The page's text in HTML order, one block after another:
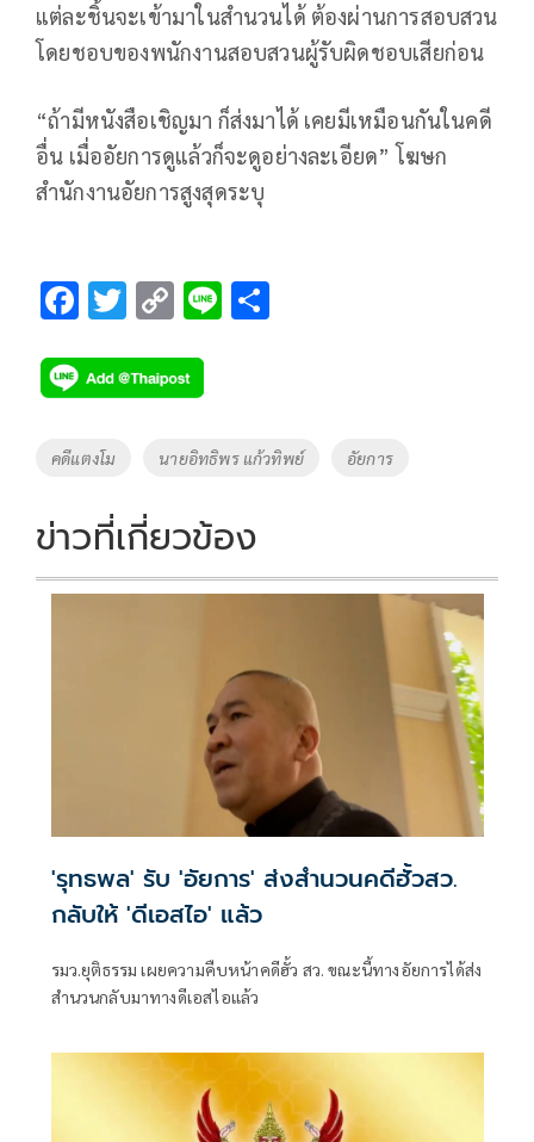
แต่ละชิ้นจะเข้ามาในสำนวนได้ ต้องผ่านการสอบสวน
โดยชอบของพนักงานสอบสวนผู้รับผิดชอบเสียก่อน
“ถ้ามีหนังสือเชิญมา ก็ส่งมาได้ เคยมีเหมือนกันในคดี
อื่น เมื่ออัยการดูแล้วก็จะดูอย่างละเอียด” โฆษก
สำนักงานอัยการสูงสุดระบุ
F
e
b
o
k
T
tt
er
C
p
y
Li
k
Li
Tags
คดีแตงโม นายอิทธิพร แก้วทิพย์ อัยการ
ข่าวที่เกี่ยวข้อง
'รุทธพล' รับ 'อัยการ' ส่งสำนวนคดีฮั้วสว.
กลับให้ 'ดีเอสไอ' แล้ว
รมว.ยุติธรรม เผยความคืบหน้าคดีฮั้ว สว. ขณะนี้ทางอัยการได้ส่ง
สำนวนกลับมาทางดีเอสไอแล้ว